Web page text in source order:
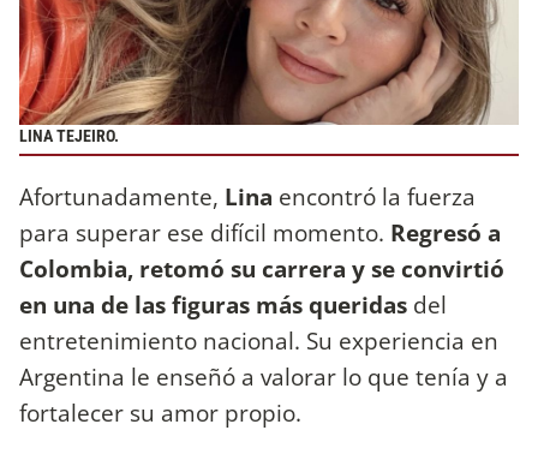
LINA TEJEIRO.
Afortunadamente, Lina encontró la fuerza
para superar ese difícil momento. Regresó a
Colombia, retomó su carrera y se convirtió
en una de las figuras más queridas del
entretenimiento nacional. Su experiencia en
Argentina le enseñó a valorar lo que tenía y a
fortalecer su amor propio.